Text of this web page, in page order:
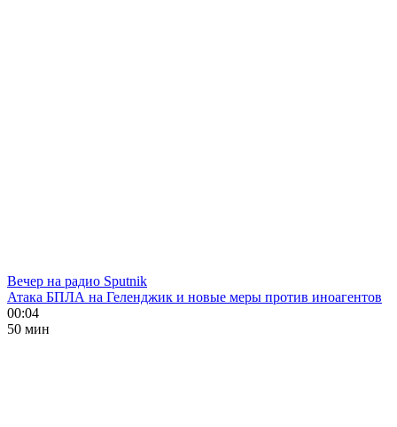
Вечер на радио Sputnik
Атака БПЛА на Геленджик и новые меры против иноагентов
00:04
50 мин